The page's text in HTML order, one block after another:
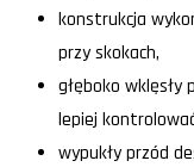
konstrukcja
przy skokach,
głęboko wklęsły
lepiej
wypukły przód